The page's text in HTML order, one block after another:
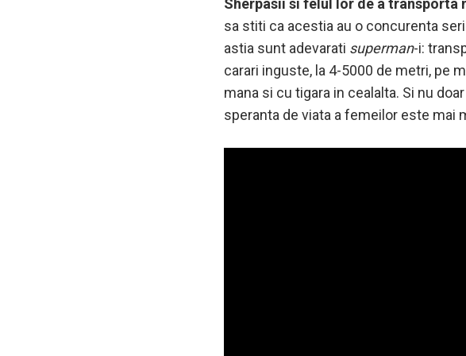
Sherpasii si felul lor de a transporta
sa stiti ca acestia au o concurenta
astia sunt adevarati superman-i:
carari inguste, la 4-5000 de metri, pe
mana si cu tigara in cealalta. Si nu
speranta de viata a femeilor este mai